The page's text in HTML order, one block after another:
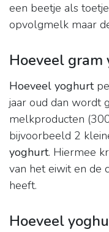
een beetje als
opvolgmelk maar
Hoeveel gram
Hoeveel yoghurt
jaar oud dan wordt
melkproducten
bijvoorbeeld 2
yoghurt. Hiermee
van het eiwit en de
heeft.
Hoeveel